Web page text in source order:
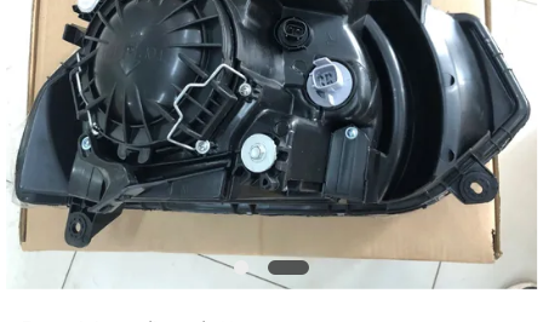
PRIVACY
POLICY